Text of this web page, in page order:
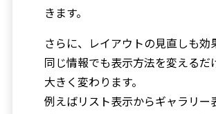
きます。
さらに、レイアウトの見直しも効
同じ情報でも表示方法を変えるだ
大きく変わります。
例えばリスト表示からギャラリー